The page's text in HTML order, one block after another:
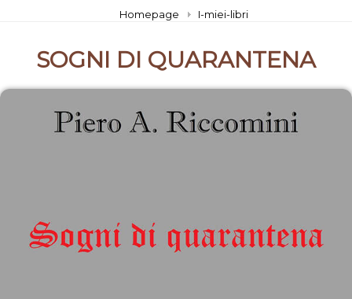
Homepage I-miei-libri
SOGNI DI QUARANTENA